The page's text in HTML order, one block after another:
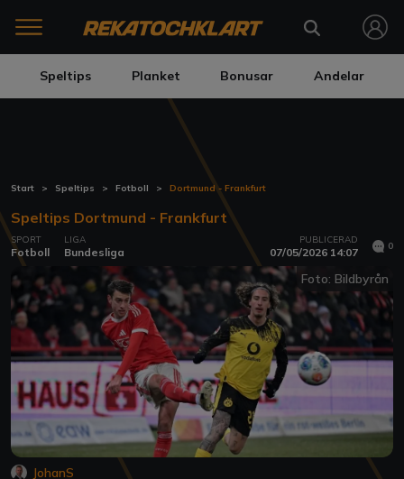
Speltips Planket Bonusar Andelar
Start Speltips Fotboll Dortmund - Frankfurt
Speltips Dortmund - Frankfurt
SPORT
Fotboll
LIGA
Bundesliga
PUBLICERAD
07/05/2026 14:07 0
Foto: Bildbyrån
JohanS